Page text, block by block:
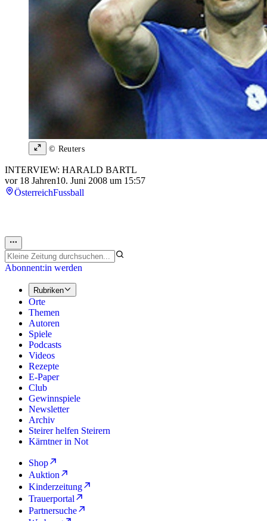
© Reuters
INTERVIEW: HARALD BARTL
vor 18 Jahren10. Juni 2008 um 15:57
ÖsterreichFussball
Abonnent:in werden
Rubriken
Orte
Themen
Autoren
Spiele
Podcasts
Videos
Rezepte
E-Paper
Club
Gewinnspiele
Newsletter
Archiv
Steirer helfen Steirern
Kärntner in Not
Shop
Auktion
Kinderzeitung
Trauerportal
Partnersuche